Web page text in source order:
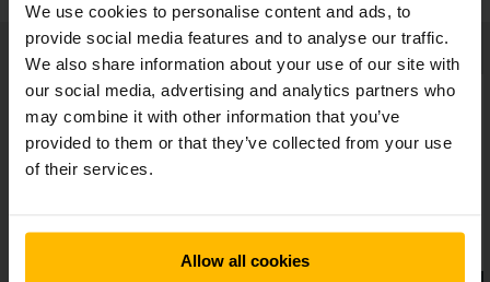
We use cookies to personalise content and ads, to
provide social media features and to analyse our traffic.
We also share information about your use of our site with
our social media, advertising and analytics partners who
may combine it with other information that you’ve
provided to them or that they’ve collected from your use
of their services.
Allow all cookies